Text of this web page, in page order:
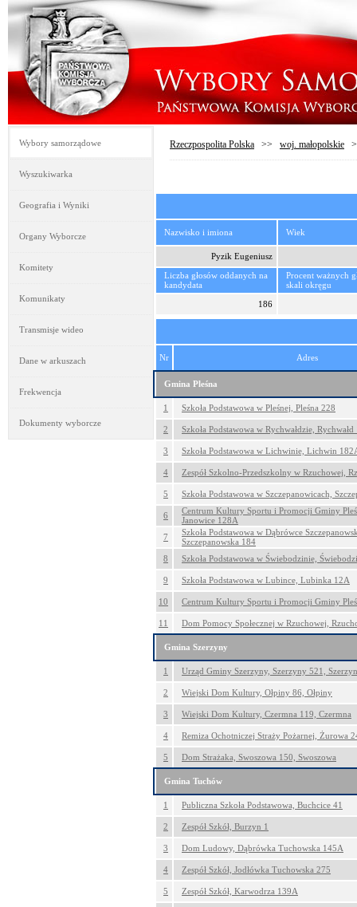
Wybory samorządowe
Wyszukiwarka
Geografia i Wyniki
Organy Wyborcze
Komitety
Komunikaty
Transmisje wideo
Dane w arkuszach
Frekwencja
Dokumenty wyborcze
Rzeczpospolita Polska >> woj. małopolskie
Nazwisko i imiona Wiek
Pyzik Eugeniusz
Liczba głosów oddanych na
kandydata
Procent ważnych
skali okręgu
186
Nr Adres
Gmina Pleśna
1 Szkoła Podstawowa w Pleśnej, Pleśna 228
2 Szkoła Podstawowa w Rychwałdzie, Rychwałd
3 Szkoła Podstawowa w Lichwinie, Lichwin
4 Zespół Szkolno-Przedszkolny w Rzuchowej,
5 Szkoła Podstawowa w Szczepanowicach,
6
Centrum Kultury Sportu i Promocji Gminy
Janowice 128A
7
Szkoła Podstawowa w Dąbrówce
Szczepanowska 184
8
Szkoła Podstawowa w Świebodzinie,
9 Szkoła Podstawowa w Lubince, Lubinka 12A
10 Centrum Kultury Sportu i Promocji Gminy
11 Dom Pomocy Społecznej w Rzuchowej,
Gmina Szerzyny
1 Urząd Gminy Szerzyny, Szerzyny 521,
2 Wiejski Dom Kultury, Ołpiny 86, Ołpiny
3 Wiejski Dom Kultury, Czermna 119, Czermna
4 Remiza Ochotniczej Straży Pożarnej, Żurowa
5 Dom Strażaka, Swoszowa 150, Swoszowa
Gmina Tuchów
1 Publiczna Szkoła Podstawowa, Buchcice 41
2 Zespół Szkół, Burzyn 1
3 Dom Ludowy, Dąbrówka Tuchowska 145A
4 Zespół Szkół, Jodłówka Tuchowska 275
5 Zespół Szkół, Karwodrza 139A